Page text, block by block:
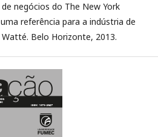
negócios do The New York
referência para a indústria de
Belo Horizonte, 2013.